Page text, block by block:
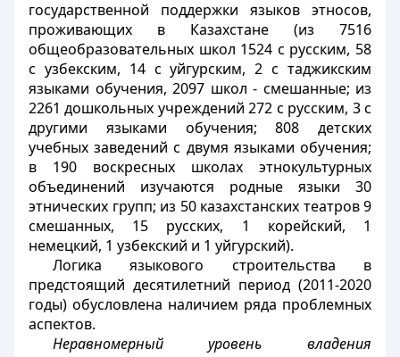
государственной поддержки языков этносов,
проживающих в Казахстане (из 7516
общеобразовательных школ 1524 с русским, 58
с узбекским, 14 с уйгурским, 2 с таджикским
языками обучения, 2097 школ - смешанные; из
2261 дошкольных учреждений 272 с русским, 3 с
другими языками обучения; 808 детских
учебных заведений с двумя языками обучения;
в 190 воскресных школах этнокультурных
объединений изучаются родные языки 30
этнических групп; из 50 казахстанских театров 9
смешанных, 15 русских, 1 корейский, 1
немецкий, 1 узбекский и 1 уйгурский).
Логика языкового строительства в
предстоящий десятилетний период (2011-2020
годы) обусловлена наличием ряда проблемных
аспектов.
Неравномерный уровень владения